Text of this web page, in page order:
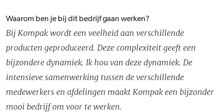
Waarom ben je bij dit bedrijf gaan werken?
Bij Kompak wordt een veelheid aan verschillende
producten geproduceerd. Deze complexiteit geeft een
bijzondere dynamiek. Ik hou van deze dynamiek. De
intensieve samenwerking tussen de verschillende
medewerkers en afdelingen maakt Kompak een bijzonder
mooi bedrijf om voor te werken.